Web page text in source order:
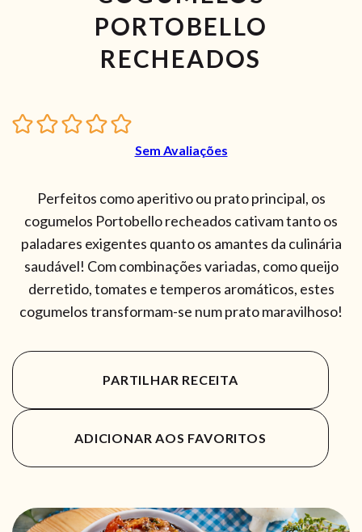
PORTOBELLO
RECHEADOS
Sem Avaliações
Perfeitos como aperitivo ou prato principal, os
cogumelos Portobello recheados cativam tanto os
paladares exigentes quanto os amantes da culinária
saudável! Com combinações variadas, como queijo
derretido, tomates e temperos aromáticos, estes
cogumelos transformam-se num prato maravilhoso!
PARTILHAR RECEITA
ADICIONAR AOS FAVORITOS